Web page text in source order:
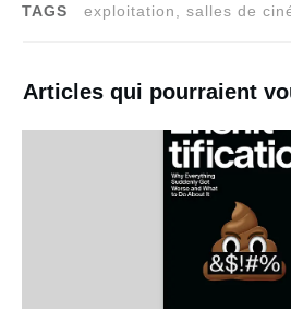
TAGS exploitation, salles de
Articles qui pourraient